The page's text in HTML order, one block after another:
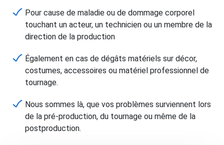
Pour cause de maladie ou de dommage corporel
touchant un acteur, un technicien ou un membre de la
direction de la production
Également en cas de dégâts matériels sur décor,
costumes, accessoires ou matériel professionnel de
tournage.
Nous sommes là, que vos problèmes surviennent lors
de la pré-production, du tournage ou même de la
postproduction.